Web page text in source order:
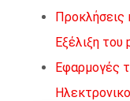
Προκλήσεις
Εξέλιξη του
Εφαρμογές